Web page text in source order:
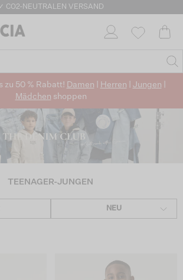
✓ CO2-NEUTRALEN VERSAND
zu 50 % Rabatt! Damen Herren Jungen
Mädchen shoppen
TEENAGER-JUNGEN
NEU